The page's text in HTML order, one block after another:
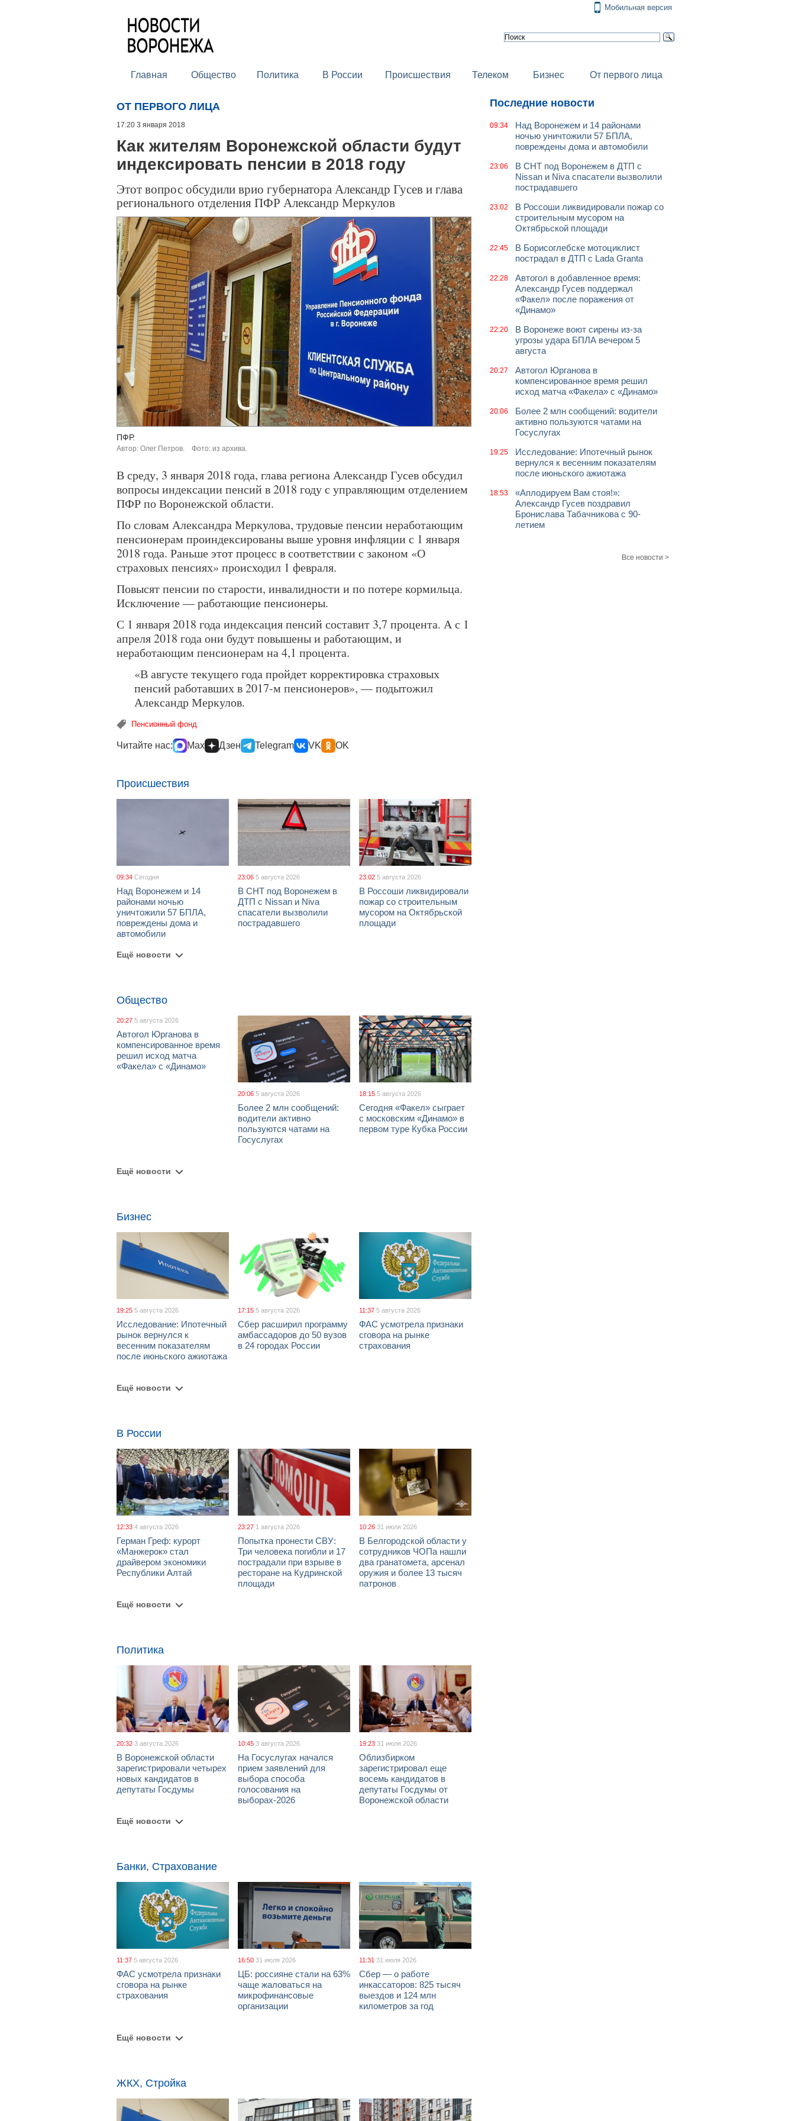
Мобильная версия
Главная Общество Политика В России Происшествия Телеком Бизнес От первого лица
ОТ ПЕРВОГО ЛИЦА
17:20 3 января 2018
Как жителям Воронежской области будут
индексировать пенсии в 2018 году
Этот вопрос обсудили врио губернатора Александр Гусев и глава
регионального отделения ПФР Александр Меркулов
ПФР.
Автор: Олег Петров. Фото: из архива.
В среду, 3 января 2018 года, глава региона Александр Гусев обсудил
вопросы индексации пенсий в 2018 году с управляющим отделением
ПФР по Воронежской области.
По словам Александра Меркулова, трудовые пенсии неработающим
пенсионерам проиндексированы выше уровня инфляции с 1 января
2018 года. Раньше этот процесс в соответствии с законом «О
страховых пенсиях» происходил 1 февраля.
Повысят пенсии по старости, инвалидности и по потере кормильца.
Исключение — работающие пенсионеры.
С 1 января 2018 года индексация пенсий составит 3,7 процента. А с 1
апреля 2018 года они будут повышены и работающим, и
неработающим пенсионерам на 4,1 процента.
«В августе текущего года пройдет корректировка страховых
пенсий работавших в 2017-м пенсионеров», — подытожил
Александр Меркулов.
Пенсионный фонд
Читайте нас: Max Дзен Telegram VK OK
Происшествия
09:34 Сегодня
Над Воронежем и 14
районами ночью
уничтожили 57 БПЛА,
повреждены дома и
автомобили
23:06 5 августа 2026
В СНТ под Воронежем в
ДТП с Nissan и Niva
спасатели вызволили
пострадавшего
23:02 5 августа 2026
В Россоши ликвидировали
пожар со строительным
мусором на Октябрьской
площади
Ещё новости
Общество
20:27 5 августа 2026
Автогол Юрганова в
компенсированное время
решил исход матча
«Факела» с «Динамо»
20:06 5 августа 2026
Более 2 млн сообщений:
водители активно
пользуются чатами на
Госуслугах
18:15 5 августа 2026
Сегодня «Факел» сыграет
с московским «Динамо» в
первом туре Кубка России
Ещё новости
Бизнес
19:25 5 августа 2026
Исследование: Ипотечный
рынок вернулся к
весенним показателям
после июньского ажиотажа
17:15 5 августа 2026
Сбер расширил программу
амбассадоров до 50 вузов
в 24 городах России
11:37 5 августа 2026
ФАС усмотрела признаки
сговора на рынке
страхования
Ещё новости
В России
12:33 4 августа 2026
Герман Греф: курорт
«Манжерок» стал
драйвером экономики
Республики Алтай
23:27 1 августа 2026
Попытка пронести СВУ:
Три человека погибли и 17
пострадали при взрыве в
ресторане на Кудринской
площади
10:26 31 июля 2026
В Белгородской области у
сотрудников ЧОПа нашли
два гранатомета, арсенал
оружия и более 13 тысяч
патронов
Ещё новости
Политика
20:32 3 августа 2026
В Воронежской области
зарегистрировали четырех
новых кандидатов в
депутаты Госдумы
10:45 3 августа 2026
На Госуслугах начался
прием заявлений для
выбора способа
голосования на
выборах-2026
19:23 31 июля 2026
Облизбирком
зарегистрировал еще
восемь кандидатов в
депутаты Госдумы от
Воронежской области
Ещё новости
Банки, Страхование
11:37 5 августа 2026
ФАС усмотрела признаки
сговора на рынке
страхования
16:50 31 июля 2026
ЦБ: россияне стали на 63%
чаще жаловаться на
микрофинансовые
организации
11:31 31 июля 2026
Сбер — о работе
инкассаторов: 825 тысяч
выездов и 124 млн
километров за год
Ещё новости
ЖКХ, Стройка
Последние новости
09:34
Над Воронежем и 14 районами
ночью уничтожили 57 БПЛА,
повреждены дома и автомобили
23:06
В СНТ под Воронежем в ДТП с
Nissan и Niva спасатели вызволили
пострадавшего
23:02
В Россоши ликвидировали пожар со
строительным мусором на
Октябрьской площади
22:45
В Борисоглебске мотоциклист
пострадал в ДТП с Lada Granta
22:28
Автогол в добавленное время:
Александр Гусев поддержал
«Факел» после поражения от
«Динамо»
22:20
В Воронеже воют сирены из-за
угрозы удара БПЛА вечером 5
августа
20:27
Автогол Юрганова в
компенсированное время решил
исход матча «Факела» с «Динамо»
20:06
Более 2 млн сообщений: водители
активно пользуются чатами на
Госуслугах
19:25
Исследование: Ипотечный рынок
вернулся к весенним показателям
после июньского ажиотажа
18:53
«Аплодируем Вам стоя!»:
Александр Гусев поздравил
Бронислава Табачникова с 90-
летием
Все новости >